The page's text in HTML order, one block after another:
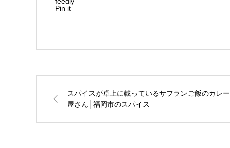
Pin it
スパイスが卓上に載っているサフランご飯のカレー
屋さん│福岡市のスパイス